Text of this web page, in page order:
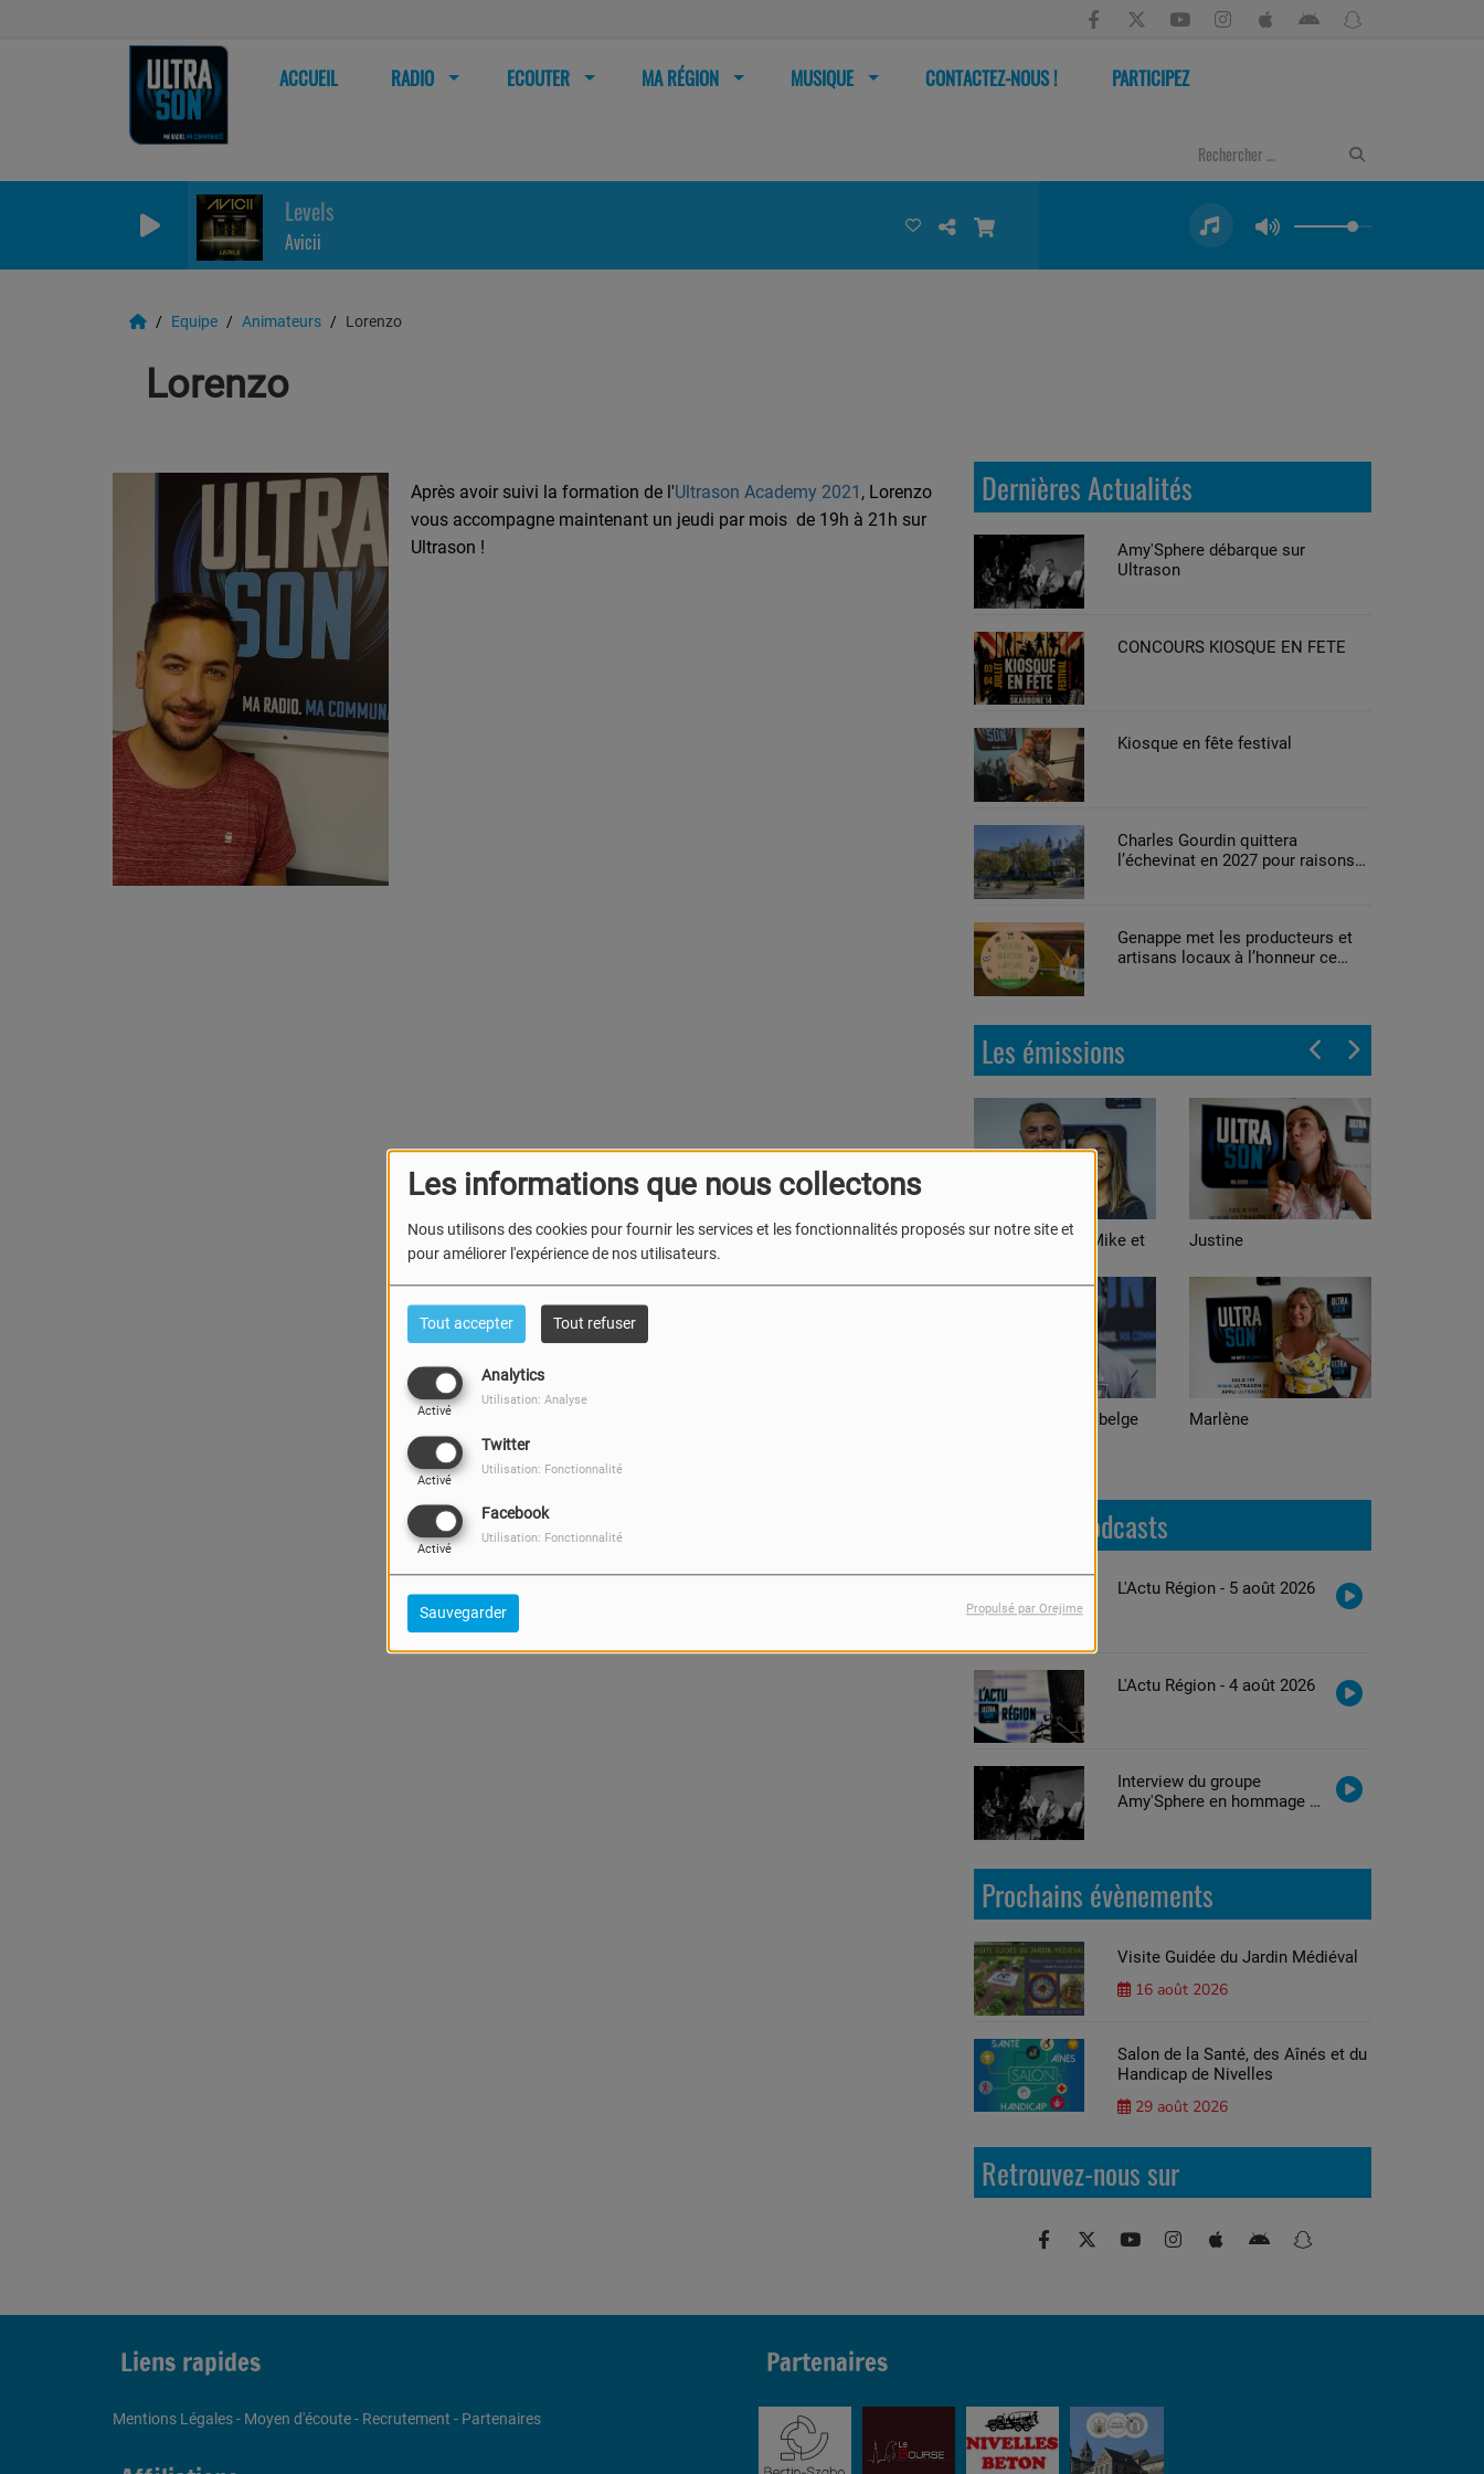
Les informations que nous collectons
Nous utilisons des cookies pour fournir les services et les fonctionnalités proposés sur notre site et
pour améliorer l'expérience de nos utilisateurs.
Tout accepter Tout refuser
Analytics
Activé
Utilisation: Analyse
Twitter
Activé
Utilisation: Fonctionnalité
Facebook
Activé
Utilisation: Fonctionnalité
Sauvegarder Propulsé par Orejime
ACCUEIL RADIO ECOUTER MA RÉGION MUSIQUE CONTACTEZ-NOUS ! PARTICIPEZ
Levels
Avicii
Equipe Animateurs Lorenzo
Lorenzo
Après avoir suivi la formation de l'Ultrason Academy 2021 , Lorenzo
vous accompagne maintenant un jeudi par mois de 19h à 21h sur
Ultrason !
Dernières Actualités
Amy'Sphere débarque sur
Ultrason
CONCOURS KIOSQUE EN FETE
Kiosque en fête festival
Charles Gourdin quittera
l’échevinat en 2027 pour raisons
Genappe met les producteurs et
artisans locaux à l’honneur ce
Les émissions
Le Brunch avec Mike et
Justine
Marlène
Derniers podcasts
L'Actu Région - 5 août 2026
L'Actu Région - 4 août 2026
Interview du groupe
Amy'Sphere en hommage à
Prochains évènements
Visite Guidée du Jardin Médiéval
16 août 2026
Salon de la Santé, des Aînés et du
Handicap de Nivelles
29 août 2026
Retrouvez-nous sur
Liens rapides
Mentions Légales- Moyen d'écoute- Recrutement - Partenaires
Partenaires